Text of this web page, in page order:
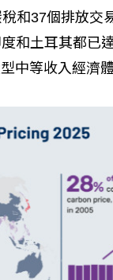
和37個排放交
和土耳其都已
中等收入經濟